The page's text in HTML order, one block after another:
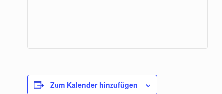
Zum Kalender hinzufügen